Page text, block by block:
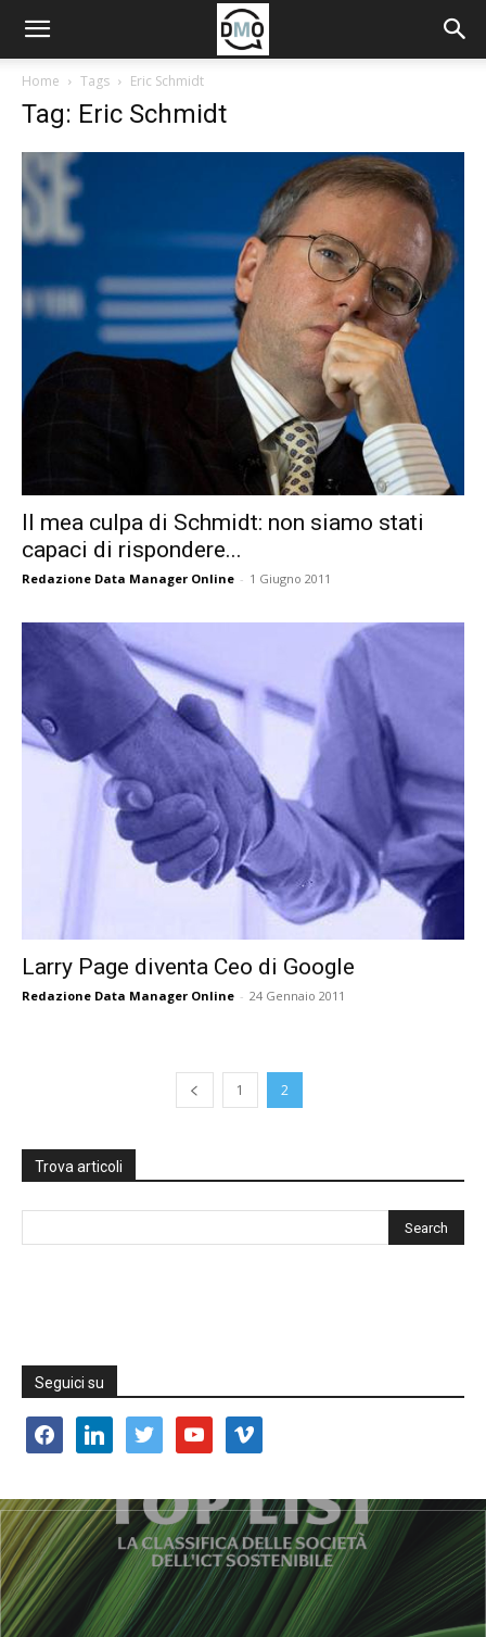
Home Tags Eric Schmidt
Tag: Eric Schmidt
Il mea culpa di Schmidt: non siamo stati
capaci di rispondere...
Redazione Data Manager Online - 1 Giugno 2011
Larry Page diventa Ceo di Google
Redazione Data Manager Online - 24 Gennaio 2011
1 2
Trova articoli
Seguici su
facebooklinkedin twitter youtube vimeo